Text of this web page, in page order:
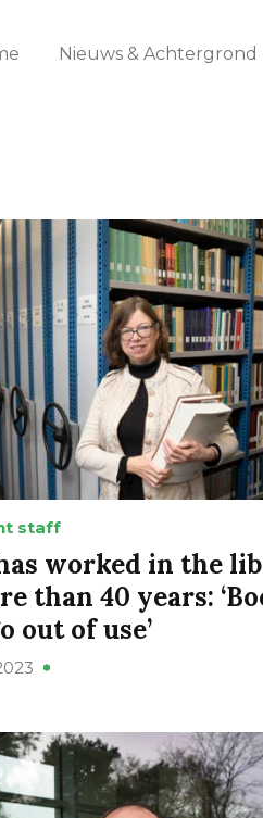
Nieuws & Achtergrond
staff
worked in the
than 40 years:
out of use’